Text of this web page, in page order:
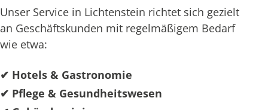
Unser Service in Lichtenstein richtet sich gezielt
an Geschäftskunden mit regelmäßigem Bedarf
wie etwa:
✔ Hotels & Gastronomie
✔ Pflege & Gesundheitswesen